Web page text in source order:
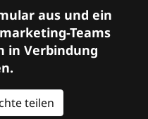
aus und ein
Teams
in Verbindung
teilen